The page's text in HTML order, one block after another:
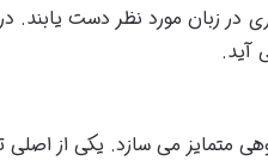
در زبان مورد نظر دست یابند.
آید.
متمایز می سازد. یکی از